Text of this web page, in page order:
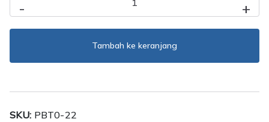
-
Jasa
Pasang
Ringan
+
Tambah ke keranjang
SKU: PBT0-22